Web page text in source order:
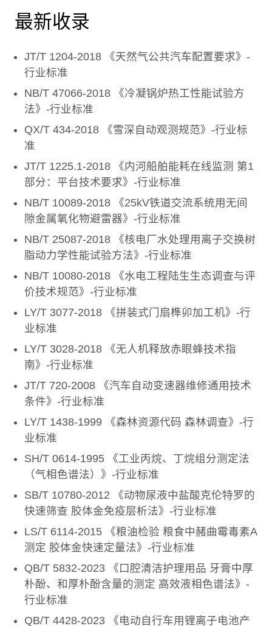
最新收录
JT/T 1204-2018 《天然气公共汽车配置要求》-
行业标准
NB/T 47066-2018 《冷凝锅炉热工性能试验方
法》-行业标准
QX/T 434-2018 《雪深自动观测规范》-行业标
准
JT/T 1225.1-2018 《内河船舶能耗在线监测 第1
部分：平台技术要求》-行业标准
NB/T 10089-2018 《25kV铁道交流系统用无间
隙金属氧化物避雷器》-行业标准
NB/T 25087-2018 《核电厂水处理用离子交换树
脂动力学性能试验方法》-行业标准
NB/T 10080-2018 《水电工程陆生生态调查与评
价技术规范》-行业标准
LY/T 3077-2018 《拼装式门扇榫卯加工机》-行
业标准
LY/T 3028-2018 《无人机释放赤眼蜂技术指
南》-行业标准
JT/T 720-2008 《汽车自动变速器维修通用技术
条件》-行业标准
LY/T 1438-1999 《森林资源代码 森林调查》-行
业标准
SH/T 0614-1995 《工业丙烷、丁烷组分测定法
（气相色谱法）》-行业标准
SB/T 10780-2012 《动物尿液中盐酸克伦特罗的
快速筛查 胶体金免疫层析法》-行业标准
LS/T 6114-2015 《粮油检验 粮食中赭曲霉毒素A
测定 胶体金快速定量法》-行业标准
QB/T 5832-2023 《口腔清洁护理用品 牙膏中厚
朴酚、和厚朴酚含量的测定 高效液相色谱法》-
行业标准
QB/T 4428-2023 《电动自行车用锂离子电池产